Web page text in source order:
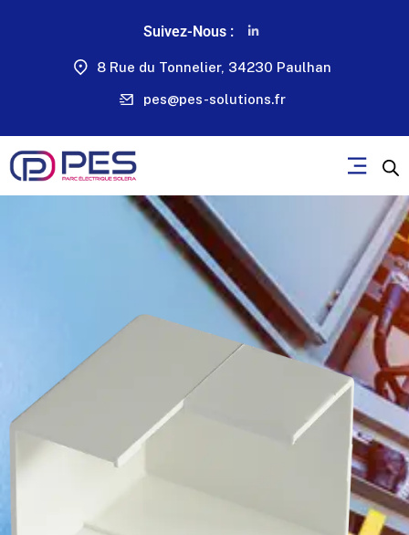
Suivez-Nous :
8 Rue du Tonnelier, 34230 Paulhan
pes@pes-solutions.fr